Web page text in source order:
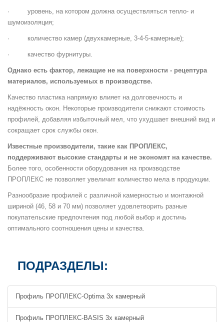
· уровень, на котором должна осуществляться тепло- и
шумоизоляция;
· количество камер (двухкамерные, 3-4-5-камерные);
· качество фурнитуры.
Однако есть фактор, лежащие не на поверхности - рецептура
материалов, используемых в производстве.
Качество пластика напрямую влияет на долговечность и
надёжность окон. Некоторые производители снижают стоимость
профилей, добавляя избыточный мел, что ухудшает внешний вид и
сокращает срок службы окон.
Известные производители, такие как ПРОПЛЕКС,
поддерживают высокие стандарты и не экономят на качестве.
Более того, особенности оборудования на производстве
ПРОПЛЕКС не позволяет увеличит количество мела в продукции.
Разнообразие профилей с различной камерностью и монтажной
шириной (46, 58 и 70 мм) позволяет удовлетворить разные
покупательские предпочтения под любой выбор и достичь
оптимального соотношения цены и качества.
ПОДРАЗДЕЛЫ:
Профиль ПРОПЛЕКС-Optima 3х камерный
Профиль ПРОПЛЕКС-BASIS 3х камерный